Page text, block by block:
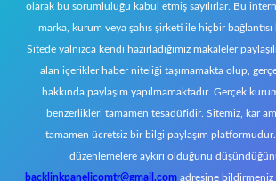
olarak bu sorumluluğu kabul etmiş sayılırlar. Bu
marka, kurum veya şahıs şirketi ile hiçbir
Sitede yalnızca kendi hazırladığımız makaleler
alan içerikler haber niteliği taşımamakta olup,
hakkında paylaşım yapılmamaktadır. Gerçek
benzerlikleri tamamen tesadüfidir. Sitemiz, kar
tamamen ücretsiz bir bilgi paylaşım
düzenlemelere aykırı olduğunu
backlinkpanelicomtr@gmail.com adresine